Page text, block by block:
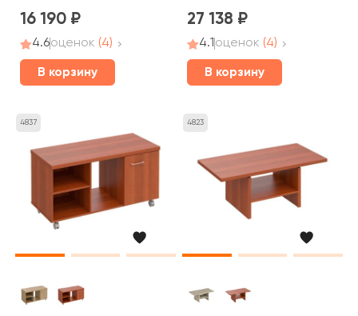
16 190
4.6оценок (4)
В корзину
27 138
4.1оценок (4)
В корзину
4837 4823